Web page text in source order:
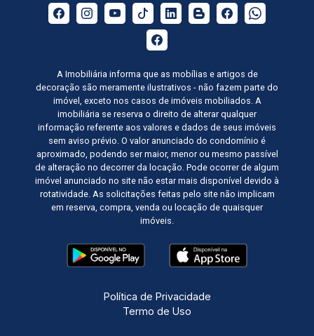
A Imobiliária informa que as mobílias e artigos de
decoração são meramente ilustrativos - não fazem parte do
imóvel, exceto nos casos de imóveis mobiliados. A
imobiliária se reserva o direito de alterar qualquer
informação referente aos valores e dados de seus imóveis
sem aviso prévio. O valor anunciado do condomínio é
aproximado, podendo ser maior, menor ou mesmo passível
de alteração no decorrer da locação. Pode ocorrer de algum
imóvel anunciado no site não estar mais disponível devido à
rotatividade. As solicitações feitas pelo site não implicam
em reserva, compra, venda ou locação de quaisquer
imóveis.
Política de Privacidade
Termo de Uso